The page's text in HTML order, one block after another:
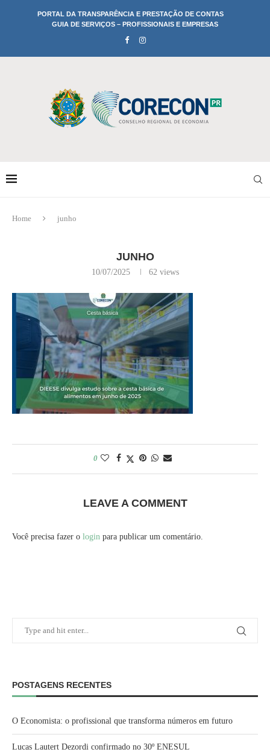
PORTAL DA TRANSPARÊNCIA E PRESTAÇÃO DE CONTAS
GUIA DE SERVIÇOS – PROFISSIONAIS E EMPRESAS
Home junho
JUNHO
10/07/2025 62views
0
LEAVE A COMMENT
Você precisa fazer o login para publicar um comentário.
POSTAGENS RECENTES
O Economista: o profissional que transforma números em futuro
Lucas Lautert Dezordi confirmado no 30º ENESUL